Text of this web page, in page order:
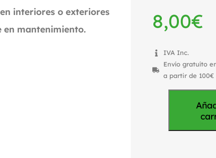
interiores o exteriores
en mantenimiento.
8,00€
IVA Inc.
Envío gratuíto
a partir de 100€